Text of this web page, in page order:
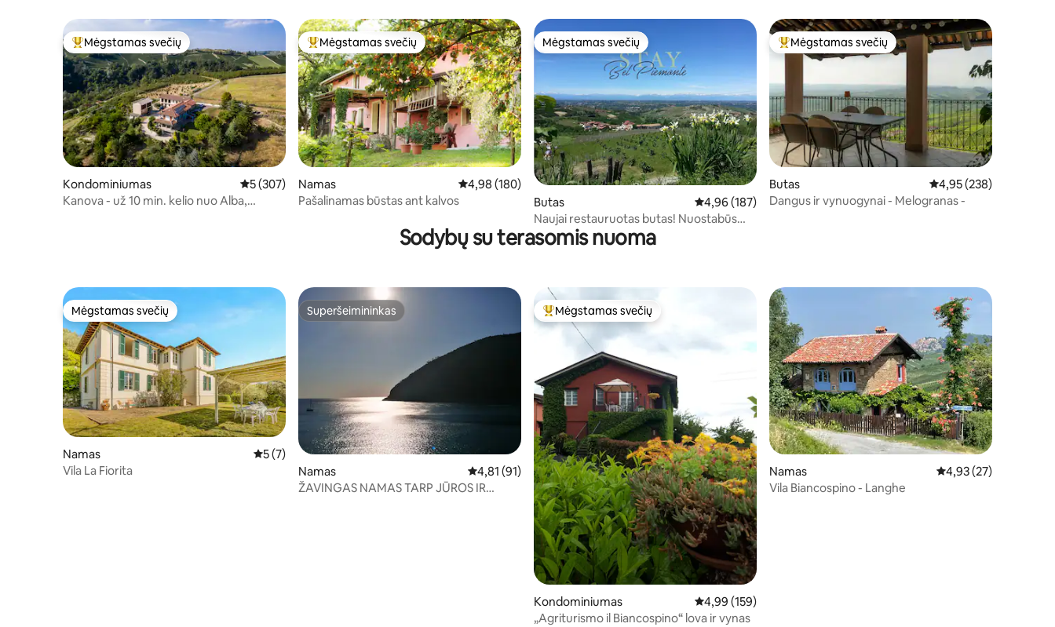
Svečių mėgstamiausias
Mėgstamas svečių
Kondominiumas Vidutinis įvertinimas: 5 iš 5, atsiliepimų: 307
5 (307)
Kanova - už 10 min. kelio nuo Alba,
Svečių mėgstamiausias
Mėgstamas svečių
Namas Vidutinis įvertinimas: 4,98 iš 5, atsiliepimų: 180
4,98 (180)
Pašalinamas būstas ant kalvos
Mėgstamas svečių
Mėgstamas svečių
Butas Vidutinis įvertinimas: 4,96 iš 5, atsiliepimų: 187
4,96 (187)
Naujai restauruotas butas! Nuostabūs
vaizdai.
Svečių mėgstamiausias
Mėgstamas svečių
Butas Vidutinis įvertinimas:
4,95 (238)
Dangus ir vynuogynai - Melogranas -
Sodybų su terasomis nuoma
Mėgstamas svečių
Mėgstamas svečių
Namas Vidutinis įvertinimas: 5 iš 5, atsiliepimų: 7
5 (7)
Vila La Fiorita
Superšeimininkas
Superšeimininkas
Namas Vidutinis įvertinimas: 4,81 iš 5, atsiliepimų: 91
4,81 (91)
ŽAVINGAS NAMAS TARP JŪROS IR
Svečių mėgstamiausias
Mėgstamas svečių
Kondominiumas Vidutinis įvertinimas: 4,99 iš 5, atsiliepimų: 159
4,99 (159)
„Agriturismo il Biancospino“ lova ir vynas
Namas Vidutinis įvertinimas:
4,93 (27)
Vila Biancospino - Langhe